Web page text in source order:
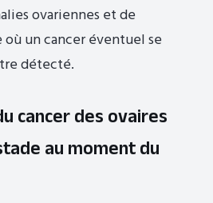
ovariennes et de
un cancer éventuel se
détecté.
cancer des ovaires
au moment du